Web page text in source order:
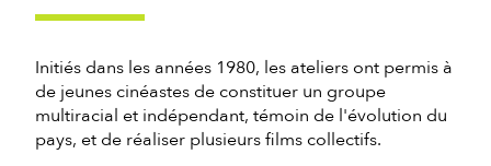
Initiés dans les années 1980, les ateliers ont permis à
de jeunes cinéastes de constituer un groupe
multiracial et indépendant, témoin de l'évolution du
pays, et de réaliser plusieurs films collectifs.